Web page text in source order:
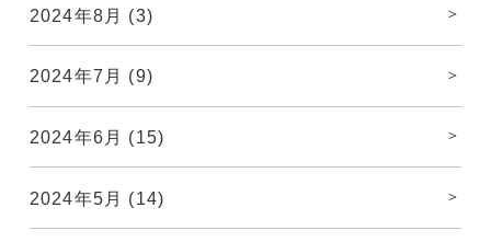
2024年8月 (3)
2024年7月 (9)
2024年6月 (15)
2024年5月 (14)